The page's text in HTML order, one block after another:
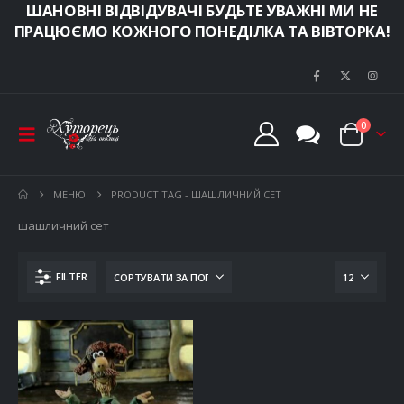
ШАНОВНІ ВІДВІДУВАЧІ БУДЬТЕ УВАЖНІ МИ НЕ
ПРАЦЮЄМО КОЖНОГО ПОНЕДІЛКА ТА ВІВТОРКА!
0
МЕНЮ PRODUCT TAG - ШАШЛИЧНИЙ СЕТ
шашличний сет
FILTER